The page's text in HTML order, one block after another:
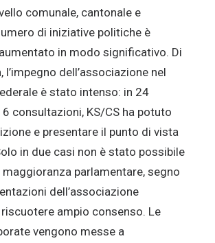
comunale, cantonale e
di iniziative politiche è
in modo significativo. Di
l’impegno dell’associazione nel
è stato intenso: in 24
consultazioni, KS/CS ha potuto
e presentare il punto di vista
in due casi non è stato possibile
parlamentare, segno
dell’associazione
ampio consenso. Le
vengono messe a